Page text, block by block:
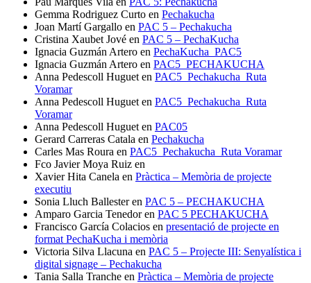
Gemma Rodriguez Curto en Pechakucha
Joan Martí Gargallo en PAC 5 – Pechakucha
Cristina Xaubet Jové en PAC 5 – PechaKucha
Ignacia Guzmán Artero en PechaKucha_PAC5
Ignacia Guzmán Artero en PAC5_PECHAKUCHA
Anna Pedescoll Huguet en PAC5_Pechakucha_Ruta
Voramar
Anna Pedescoll Huguet en PAC5_Pechakucha_Ruta
Voramar
Anna Pedescoll Huguet en PAC05
Gerard Carreras Catala en Pechakucha
Carles Mas Roura en PAC5_Pechakucha_Ruta Voramar
Fco Javier Moya Ruiz en
Xavier Hita Canela en Pràctica – Memòria de projecte
executiu
Sonia Lluch Ballesteren PAC 5 – PECHAKUCHA
Amparo Garcia Tenedoren PAC 5 PECHAKUCHA
Francisco García Colacios en presentació de projecte en
format PechaKucha i memòria
Victoria Silva Llacuna en PAC 5 – Projecte III: Senyalística i
digital signage – Pechakucha
Tania Salla Tranche en Pràctica – Memòria de projecte